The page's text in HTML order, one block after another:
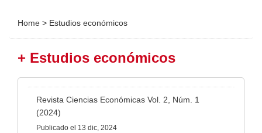
Home > Estudios económicos
+ Estudios económicos
Revista Ciencias Económicas Vol. 2, Núm. 1
(2024)
Publicado el 13 dic, 2024